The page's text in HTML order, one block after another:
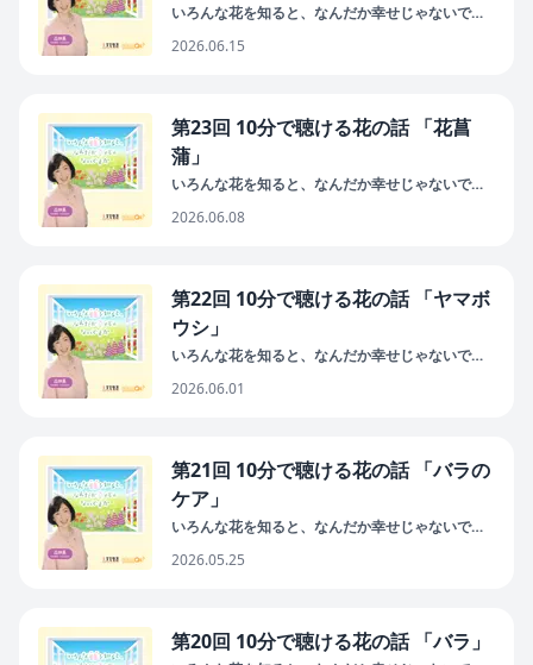
いろんな花を知ると、なんだか幸せじゃないです
2026.06.15
第23回 10分で聴ける花の話 「花菖
蒲」
いろんな花を知ると、なんだか幸せじゃないです
2026.06.08
第22回 10分で聴ける花の話 「ヤマボ
ウシ」
いろんな花を知ると、なんだか幸せじゃないです
2026.06.01
第21回 10分で聴ける花の話 「バラの
ケア」
いろんな花を知ると、なんだか幸せじゃないです
2026.05.25
第20回 10分で聴ける花の話 「バラ」